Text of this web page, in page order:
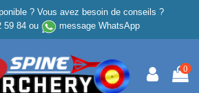
? Vous avez besoin de conseils ?
59 84ou message WhatsApp
0